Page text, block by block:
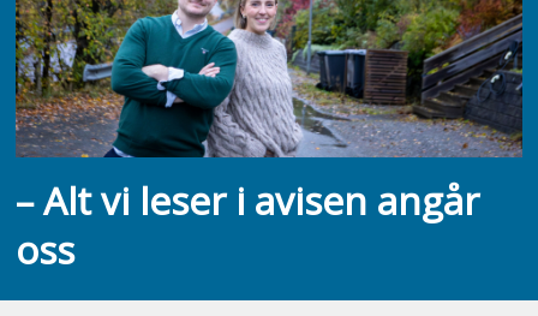
– Alt vi leser i avisen angår
oss